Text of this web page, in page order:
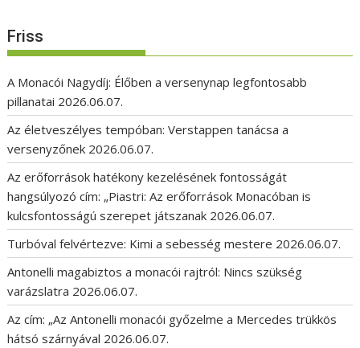
Friss
A Monacói Nagydíj: Élőben a versenynap legfontosabb
pillanatai 2026.06.07.
Az életveszélyes tempóban: Verstappen tanácsa a
versenyzőnek 2026.06.07.
Az erőforrások hatékony kezelésének fontosságát
hangsúlyozó cím: „Piastri: Az erőforrások Monacóban is
kulcsfontosságú szerepet játszanak 2026.06.07.
Turbóval felvértezve: Kimi a sebesség mestere 2026.06.07.
Antonelli magabiztos a monacói rajtról: Nincs szükség
varázslatra 2026.06.07.
Az cím: „Az Antonelli monacói győzelme a Mercedes trükkös
hátsó szárnyával 2026.06.07.